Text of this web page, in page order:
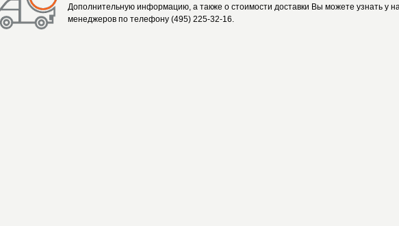
Дополнительную информацию, а также о стоимости доставки Вы можете узнать у
менеджеров по телефону (495) 225-32-16.